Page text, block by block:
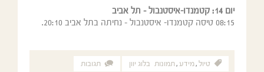
יום 14:
קטמנדו-איסטנבול – תל אביב
08:15 טיסה קטמנדו- איסטנבול – נחיתה בתל אביב 20:10.
טיול ,מידע ,תמונות בלוג יוון תגובות